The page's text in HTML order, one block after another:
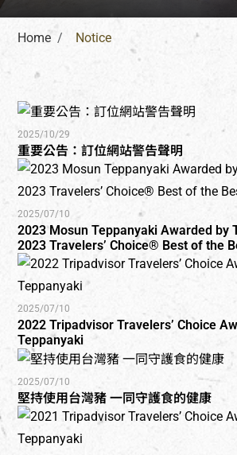
Home Notice
2025/10/29
重要公告：訂位網站警告聲明
2025/07/10
2023 Mosun Teppanyaki Awarded by
2023 Travelers’ Choice® Best of the
2025/07/10
2022 Tripadvisor Travelers’ Choice
Teppanyaki
2025/07/10
堅持使用台灣豬 一同守護食的健康